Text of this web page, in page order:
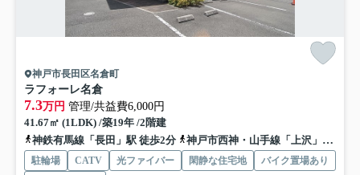
神戸市長田区名倉町
ラフォーレ名倉
7.3万円 管理/共益費6,000円
41.67㎡ (1LDK) /築19年 /2階建
神鉄有馬線「長田」駅 徒歩2分
神戸市西神・山手線「上沢」駅 徒歩12分
駐輪場 CATV 光ファイバー 閑静な住宅地
バイク置場あり